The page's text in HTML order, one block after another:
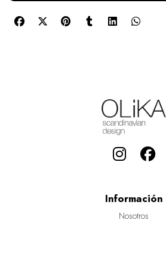
Información
Nosotros